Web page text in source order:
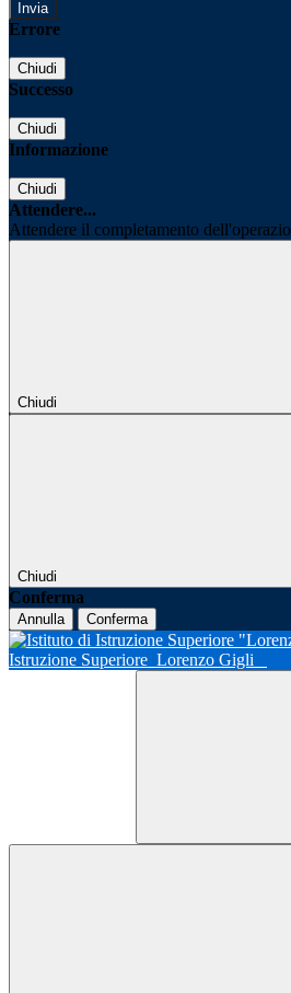
Errore
Chiudi
Successo
Chiudi
Informazione
Chiudi
Attendere...
Attendere il completamento
Chiudi
Chiudi
Conferma
Annulla Conferma
Istruzione Superiore Lorenzo Gigli